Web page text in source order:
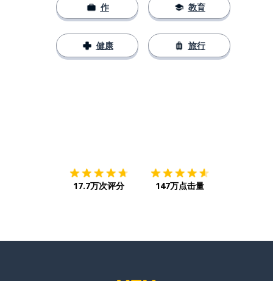
作
健康
教育
旅行
17.7万次评分 147万点击量